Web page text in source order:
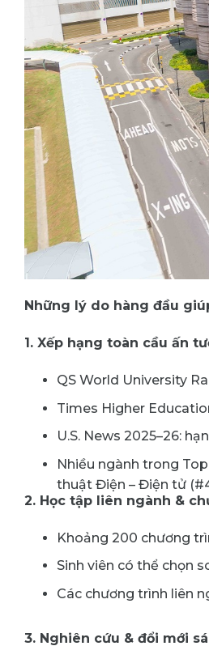
Những lý do hàng đầu
1. Xếp hạng toàn cầu ấn
QS World University
Times Higher
U.S. News 2025–26:
Nhiều ngành trong
thuật Điện – Điện tử
2. Học tập liên ngành &
Khoảng 200 chương
Sinh viên có thể chọn
Các chương trình liên
3. Nghiên cứu & đổi mới